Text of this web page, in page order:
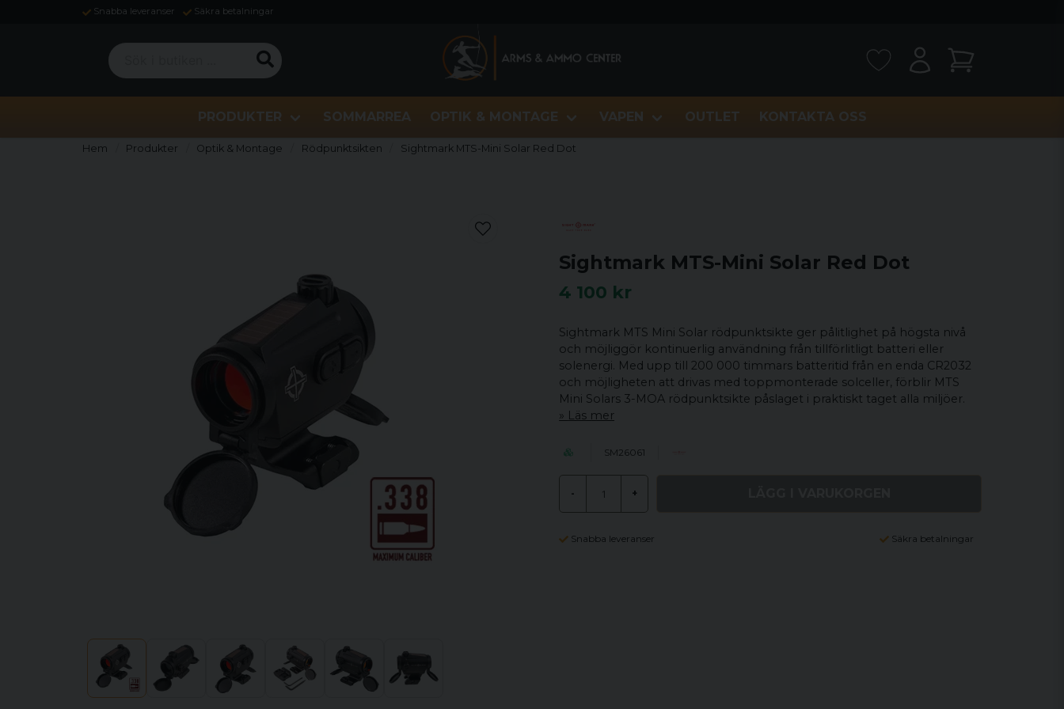
Snabba leveranser Säkra betalningar
Sök i butiken ...
PRODUKTER SOMMARREA OPTIK & MONTAGE VAPEN OUTLET KONTAKTA OSS
Hem Produkter Optik & Montage Rödpunktsikten Sightmark MTS-Mini Solar Red Dot
Sightmark MTS-Mini Solar Red Dot
4 100 kr
Sightmark MTS Mini Solar rödpunktsikte ger pålitlighet på högsta nivå
och möjliggör kontinuerlig användning från tillförlitligt batteri eller
solenergi. Med upp till 200 000 timmars batteritid från en enda CR2032
och möjligheten att drivas med toppmonterade solceller, förblir MTS
Mini Solars 3-MOA rödpunktsikte påslaget i praktiskt taget alla miljöer.
Läs mer
SM26061
- +
Snabba leveranser Säkra betalningar